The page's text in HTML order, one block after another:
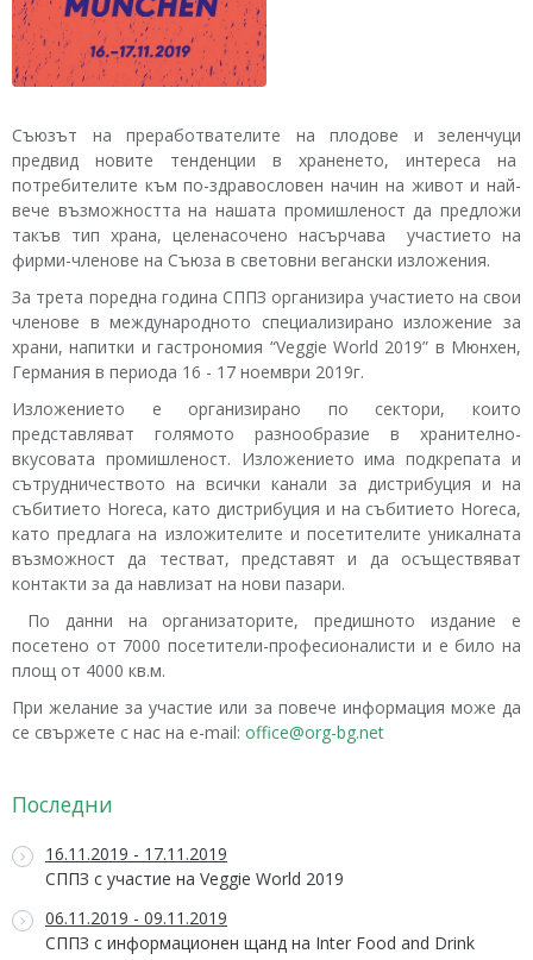
Съюзът на преработвателите на плодове и зеленчуци
предвид новите тенденции в храненето, интереса на
потребителите към по-здравословен начин на живот и най-
вече възможността на нашата промишленост да предложи
такъв тип храна, целенасочено насърчава участието на
фирми-членове на Съюза в световни вегански изложения.
За трета поредна година СППЗ организира участието на свои
членове в международното специализирано изложение за
храни, напитки и гастрономия “Veggie World 2019” в Мюнхен,
Германия в периода 16 - 17 ноември 2019г.
Изложението е организирано по сектори, които
представляват голямото разнообразие в хранително-
вкусовата промишленост. Изложението има подкрепата и
сътрудничеството на всички канали за дистрибуция и на
събитието Horeca, като дистрибуция и на събитието Horeca,
като предлага на изложителите и посетителите уникалната
възможност да тестват, представят и да осъществяват
контакти за да навлизат на нови пазари.
По данни на организаторите, предишното издание е
посетено от 7000 посетители-професионалисти и е било на
площ от 4000 кв.м.
При желание за участие или за повече информация може да
се свържете с нас на e-mail: office@org-bg.net
Последни
16.11.2019 - 17.11.2019
СППЗ с участие на Veggie World 2019
06.11.2019 - 09.11.2019
СППЗ с информационен щанд на Inter Food and Drink